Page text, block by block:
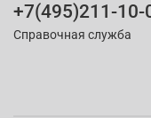
+7(495)211-10-
Справочная служба